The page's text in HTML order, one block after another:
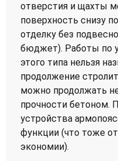
отверстия и щахты
поверхность снизу
отделку без
бюджет). Работы по
этого типа нельзя
продолжение
можно продолжать
прочности бетоном.
устройства
функции (что тоже
экономии).